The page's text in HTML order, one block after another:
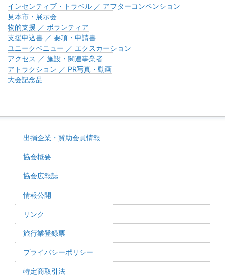
インセンティブ・トラベル ／ アフターコンベンション
見本市・展示会
物的支援 ／ ボランティア
支援申込書 ／ 要項・申請書
ユニークベニュー ／ エクスカーション
アクセス ／ 施設・関連事業者
アトラクション ／ PR写真・動画
大会記念品
出捐企業・賛助会員情報
協会概要
協会広報誌
情報公開
リンク
旅行業登録票
プライバシーポリシー
特定商取引法